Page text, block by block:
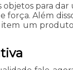
para
Além
item um